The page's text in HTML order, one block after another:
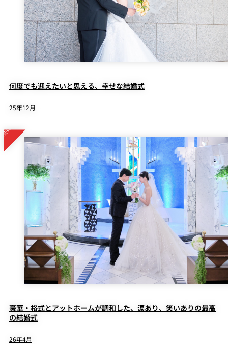
何度でも迎えたいと思える、幸せな結婚式
25年12月
豪華・格式とアットホームが調和した、涙あり、笑いありの最高
の結婚式
26年4月